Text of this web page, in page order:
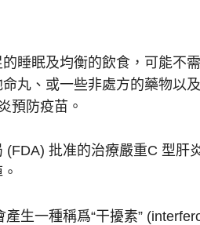
睡眠及均衡的飲食，可能不
丸、或一些非處方的藥物以
預防疫苗。
(FDA) 批准的治療嚴重C 型肝
生一種稱爲“干擾素”